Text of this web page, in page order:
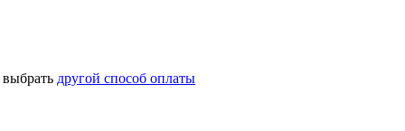
другой способ оплаты